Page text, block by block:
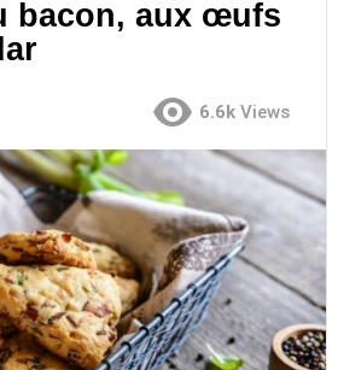
bacon, aux œufs
6.6k Views